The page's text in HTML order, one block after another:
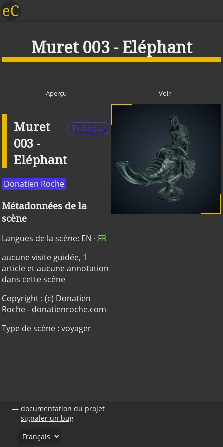
Muret 003 - Eléphant
Aperçu Voir
Muret
003 -
Eléphant
Publique
Donatien Roche
Métadonnées de la
scène
Langues de la scène: EN · FR
aucune visite guidée, 1
article et aucune annotation
dans cette scène
Copyright : (c) Donatien
Roche - donatienroche.com
Type de scène : voyager
documentation du projet
signaler un bug